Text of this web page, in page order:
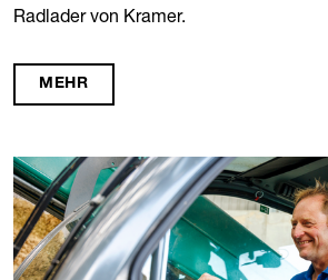
Radlader von Kramer.
MEHR